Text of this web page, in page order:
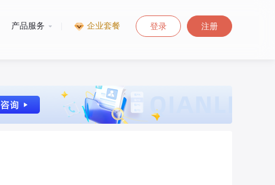
产品服务 企业套餐 登录 注册